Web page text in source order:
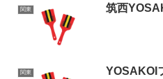
関東 筑西
関東 YOSAKOI